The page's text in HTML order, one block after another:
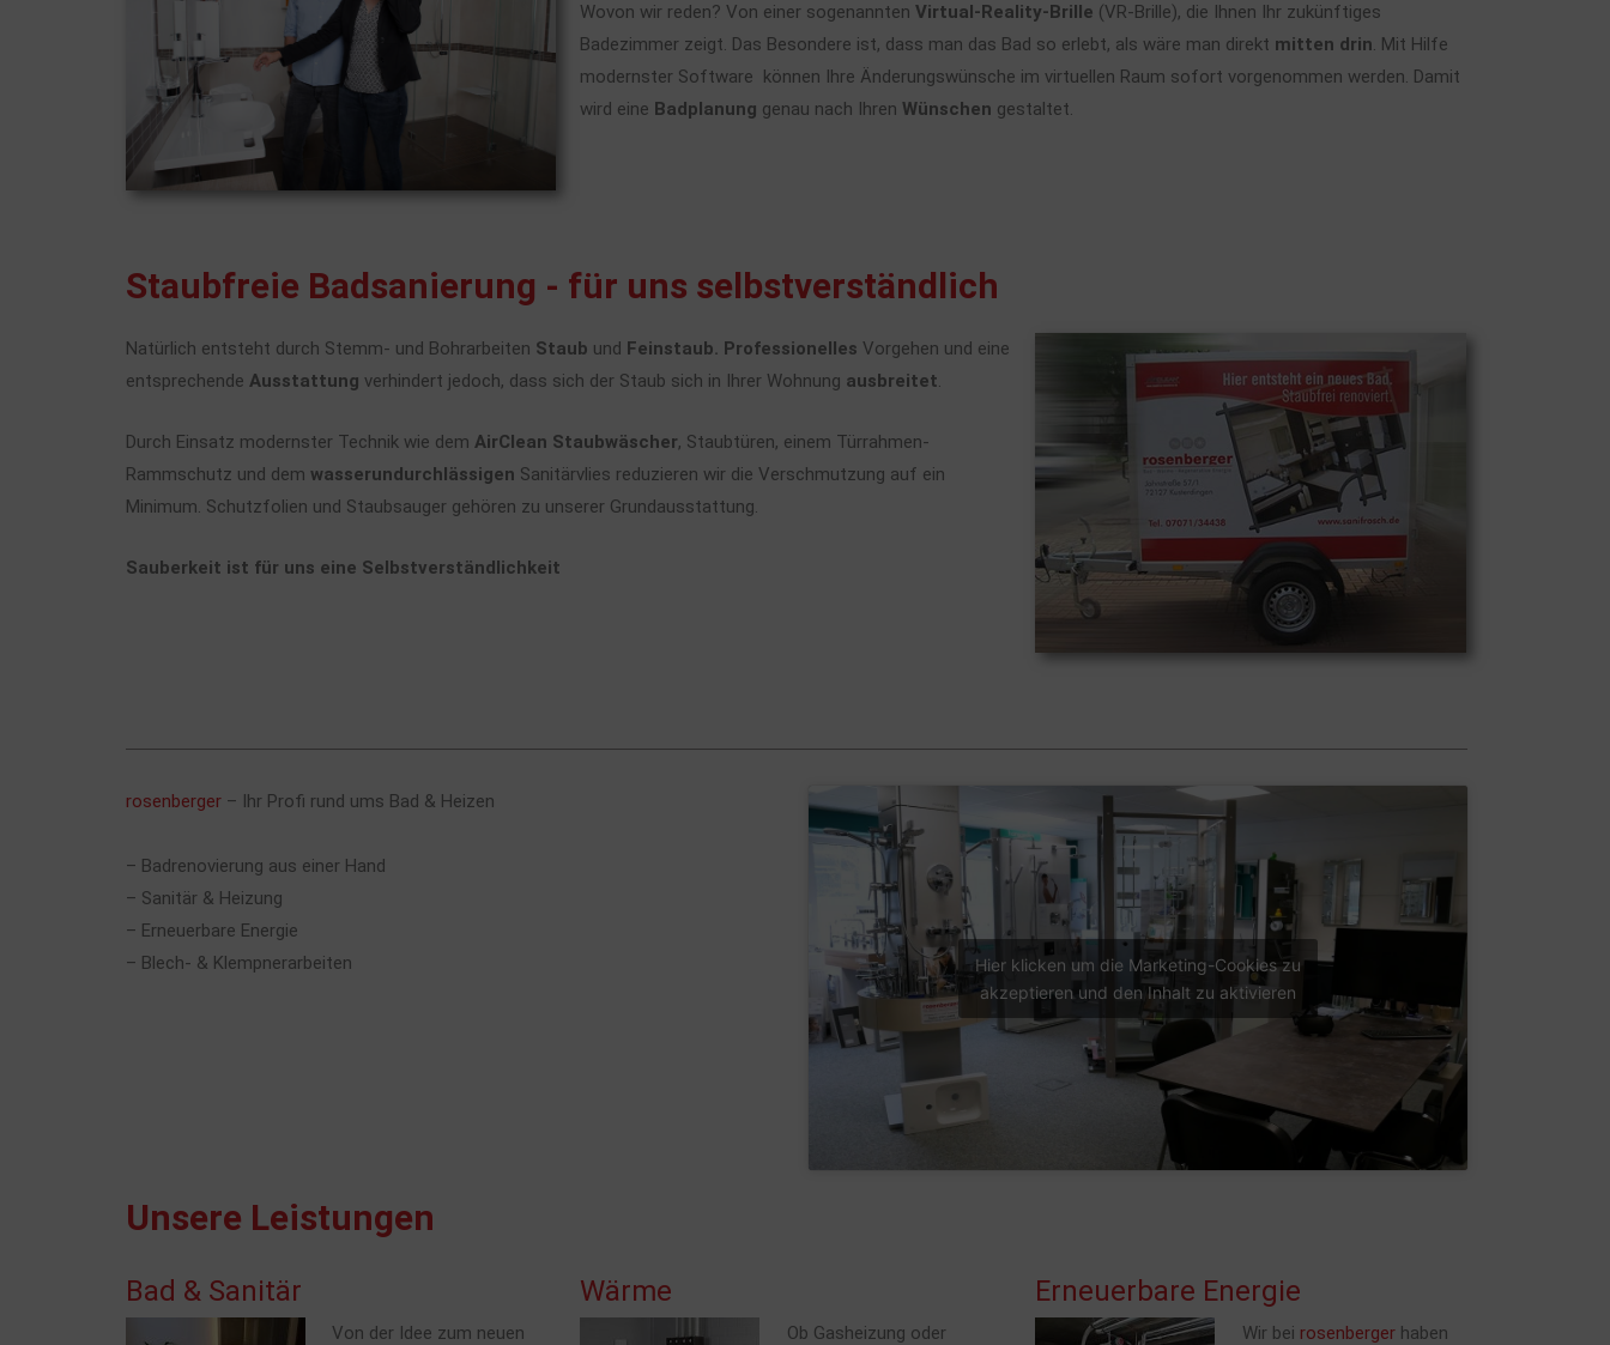
Wovon wir reden? Von einer sogenanntenVirtual-Reality-Brille (VR-Brille), die Ihnen Ihr zukünftiges
Badezimmer zeigt. Das Besondere ist, dass man das Bad so erlebt, als wäre man direkt mitten drin. Mit Hilfe
modernster Software können Ihre Änderungswünsche im virtuellen Raum sofort vorgenommen werden. Damit
wird eine Badplanung genau nach IhrenWünschen gestaltet.
Staubfreie Badsanierung - für uns selbstverständlich
Natürlich entsteht durch Stemm- und Bohrarbeiten Staub und Feinstaub. Professionelles Vorgehen und eine
entsprechende Ausstattung verhindert jedoch, dass sich der Staub sich in Ihrer Wohnung ausbreitet.
Durch Einsatz modernster Technik wie dem AirClean Staubwäscher, Staubtüren, einem Türrahmen-
Rammschutz und dem wasserundurchlässigen Sanitärvlies reduzieren wir die Verschmutzung auf ein
Minimum. Schutzfolien und Staubsauger gehören zu unserer Grundausstattung.
Sauberkeit ist für uns eine Selbstverständlichkeit
rosenberger– Ihr Profi rund ums Bad & Heizen
– Badrenovierung aus einer Hand
– Sanitär & Heizung
– Erneuerbare Energie
– Blech- & Klempnerarbeiten
Hier klicken um die Marketing-Cookies zu
akzeptieren und den Inhalt zu aktivieren
Unsere Leistungen
Bad & Sanitär
Von der Idee zum neuen
Wärme
Ob Gasheizung oder
Erneuerbare Energie
Wir bei rosenbergerhaben